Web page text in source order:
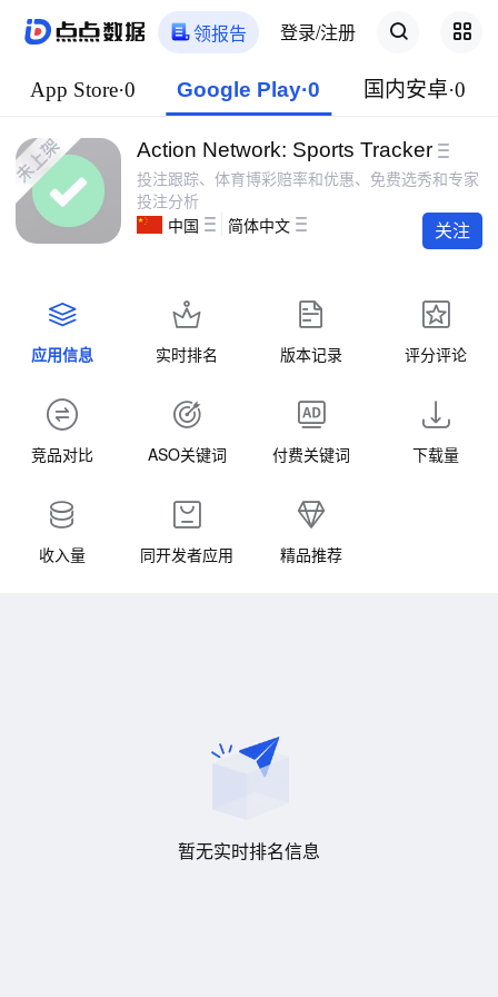
领报告 登录/注册
App Store·0 Google Play·0 国内安卓·0
Action Network: Sports Tracker
投注跟踪、体育博彩赔率和优惠、免费选秀和专家
投注分析
中国
简体中文 关注
应用信息 实时排名 版本记录 评分评论
竞品对比 ASO关键词 付费关键词 下载量
收入量 同开发者应用 精品推荐
暂无实时排名信息